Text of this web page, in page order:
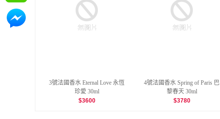
3號法國香水 Eternal Love 永恆
珍愛 30ml
$3600
4號法國香水 Spring of Paris 巴
黎春天 30ml
$3780